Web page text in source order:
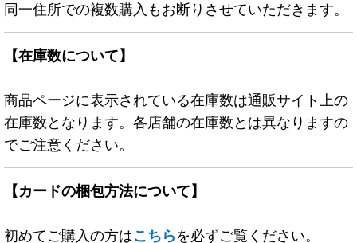
同一住所での複数購入もお断りさせていただきます。
【在庫数について】
商品ページに表示されている在庫数は通販サイト上の
在庫数となります。各店舗の在庫数とは異なりますの
でご注意ください。
【カードの梱包方法について】
初めてご購入の方はこちらを必ずご覧ください。